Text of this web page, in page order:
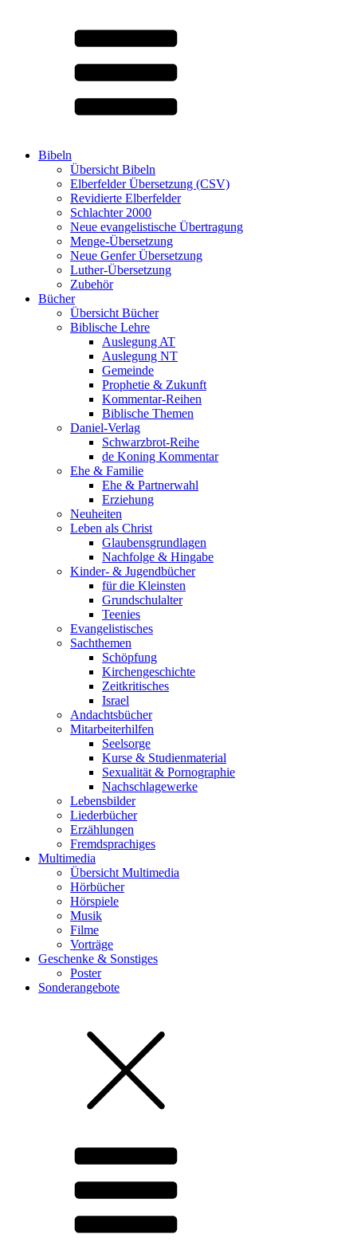
Bibeln
Übersicht Bibeln
Elberfelder Übersetzung (CSV)
Revidierte Elberfelder
Schlachter 2000
Neue evangelistische Übertragung
Menge-Übersetzung
Neue Genfer Übersetzung
Luther-Übersetzung
Zubehör
Bücher
Übersicht Bücher
Biblische Lehre
Auslegung AT
Auslegung NT
Gemeinde
Prophetie & Zukunft
Kommentar-Reihen
Biblische Themen
Daniel-Verlag
Schwarzbrot-Reihe
de Koning Kommentar
Ehe & Familie
Ehe & Partnerwahl
Erziehung
Neuheiten
Leben als Christ
Glaubensgrundlagen
Nachfolge & Hingabe
Kinder- & Jugendbücher
für die Kleinsten
Grundschulalter
Teenies
Evangelistisches
Sachthemen
Schöpfung
Kirchengeschichte
Zeitkritisches
Israel
Andachtsbücher
Mitarbeiterhilfen
Seelsorge
Kurse & Studienmaterial
Sexualität & Pornographie
Nachschlagewerke
Lebensbilder
Liederbücher
Erzählungen
Fremdsprachiges
Multimedia
Übersicht Multimedia
Hörbücher
Hörspiele
Musik
Filme
Vorträge
Geschenke & Sonstiges
Poster
Sonderangebote